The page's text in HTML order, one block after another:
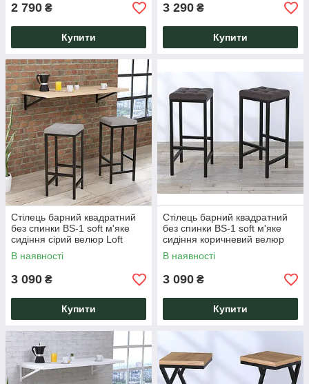
2 790 ₴
Купити
3 290 ₴
Купити
Стілець барний квадратний
без спинки BS-1 soft м'яке
сидіння сірий велюр Loft
Design
В наявності
3 090 ₴
Купити
Стілець барний квадратний
без спинки BS-1 soft м'яке
сидіння коричневий велюр
Loft Design
В наявності
3 090 ₴
Купити